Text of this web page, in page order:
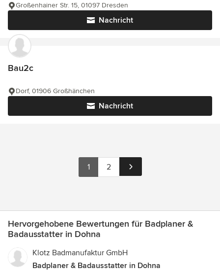
Nachricht
Großenhainer Str. 15, 01097 Dresden
Bau2c
Nachricht
Dorf, 01906 Großhänchen
1 2
Hervorgehobene Bewertungen für Badplaner &
Badausstatter in Dohna
Klotz Badmanufaktur GmbH
Badplaner & Badausstatter in Dohna